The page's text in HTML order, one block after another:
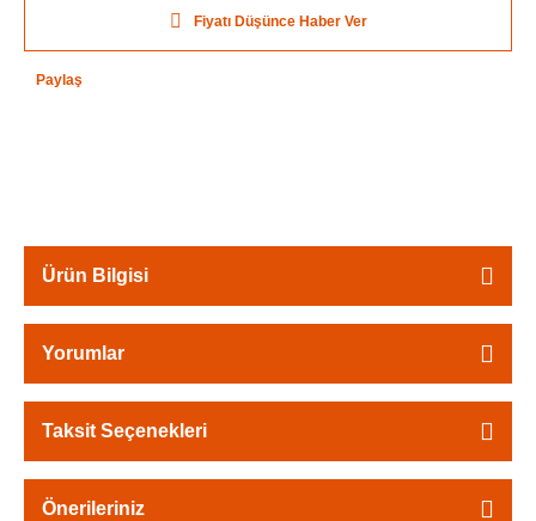
Fiyatı Düşünce Haber Ver
Paylaş
Ürün Bilgisi
Yorumlar
Taksit Seçenekleri
Önerileriniz